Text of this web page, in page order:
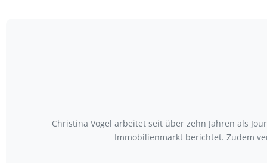
Christina Vogel arbeitet seit über zehn Jahren als
Immobilienmarkt berichtet. Zudem